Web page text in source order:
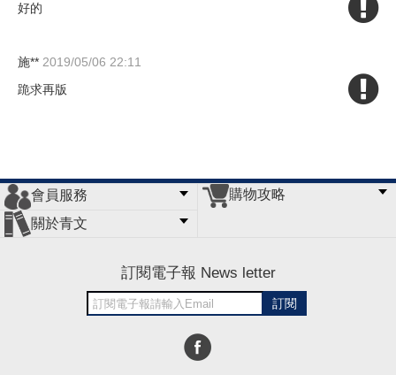
好的
施** 2019/05/06 22:11
跪求再版
會員服務
會員辦法
客服信箱
隱私條款
網站導覽
購物攻略
關於青文
訂閱電子報 News letter
訂閱